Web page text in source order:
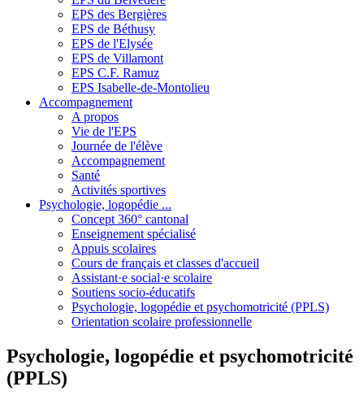
EPS des Bergières
EPS de Béthusy
EPS de l'Elysée
EPS de Villamont
EPS C.F. Ramuz
EPS Isabelle-de-Montolieu
Accompagnement
A propos
Vie de l'EPS
Journée de l'élève
Accompagnement
Santé
Activités sportives
Psychologie, logopédie ...
Concept 360° cantonal
Enseignement spécialisé
Appuis scolaires
Cours de français et classes d'accueil
Assistant·e social·e scolaire
Soutiens socio-éducatifs
Psychologie, logopédie et psychomotricité (PPLS)
Orientation scolaire professionnelle
Psychologie, logopédie et psychomotricité
(PPLS)